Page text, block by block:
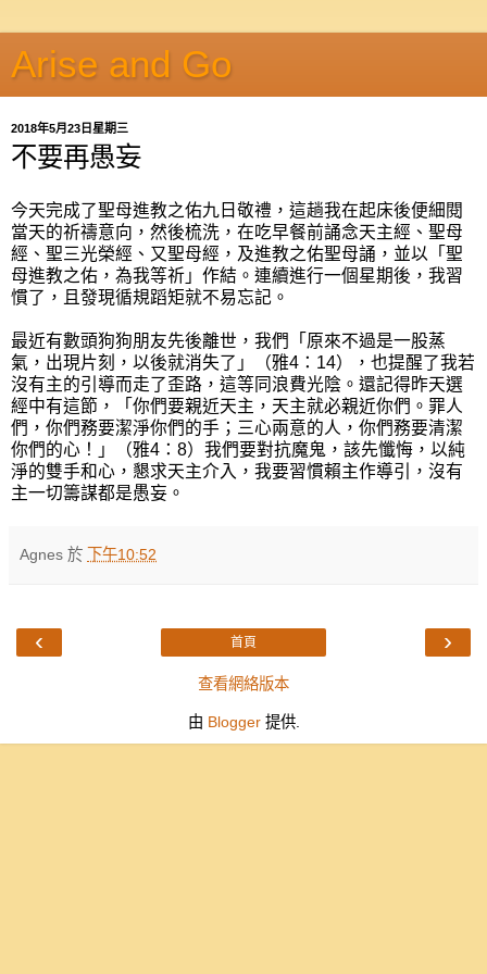
Arise and Go
2018年5月23日星期三
不要再愚妄
今天完成了聖母進教之佑九日敬禮，這趟我在起床後便細閱
當天的祈禱意向，然後梳洗，在吃早餐前誦念天主經、聖母
經、聖三光榮經、又聖母經，及進教之佑聖母誦，並以「聖
母進教之佑，為我等祈」作結。連續進行一個星期後，我習
慣了，且發現循規蹈矩就不易忘記。
最近有數頭狗狗朋友先後離世，我們「原來不過是一股蒸
氣，出現片刻，以後就消失了」（雅4：14），也提醒了我若
沒有主的引導而走了歪路，這等同浪費光陰。還記得昨天選
經中有這節，「你們要親近天主，天主就必親近你們。罪人
們，你們務要潔淨你們的手；三心兩意的人，你們務要清潔
你們的心！」（雅4：8）我們要對抗魔鬼，該先懺悔，以純
淨的雙手和心，懇求天主介入，我要習慣賴主作導引，沒有
主一切籌謀都是愚妄。
Agnes 於 下午10:52
‹ ›
首頁
查看網絡版本
由 Blogger提供.